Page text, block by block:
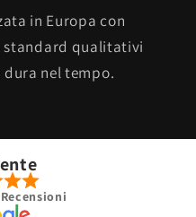
in Europa con
standard qualitativi
nel tempo.